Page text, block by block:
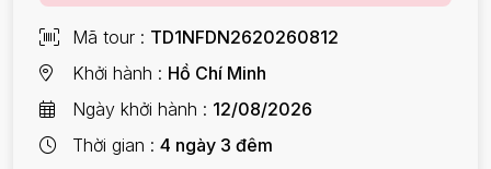
Mã tour
TD1NFDN2620260812
Khởi hành
Hồ Chí Minh
Ngày khởi hành
12/08/2026
Thời gian
4 ngày 3 đêm